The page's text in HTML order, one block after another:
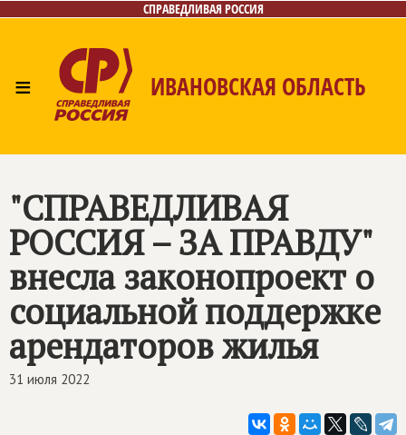
СПРАВЕДЛИВАЯ РОССИЯ
≡ ИВАНОВСКАЯ ОБЛАСТЬ
Контакты
"СПРАВЕДЛИВАЯ
РОССИЯ – ЗА ПРАВДУ"
внесла законопроект о
социальной поддержке
арендаторов жилья
31 июля 2022